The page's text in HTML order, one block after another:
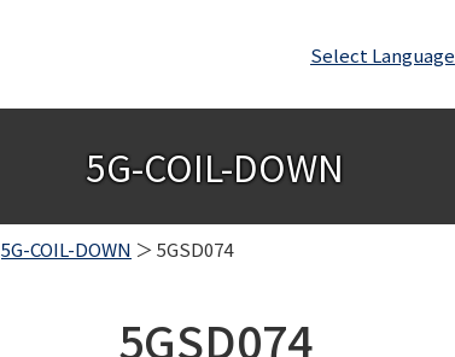
Select Language
5G-COIL-DOWN
5G-COIL-DOWN ＞ 5GSD074
5GSD074